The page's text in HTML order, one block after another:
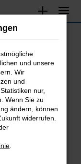
können:
deine
deine
und unsere
Wir
und
nur,
Wenn Sie zu
ändern, können
widerrufen.